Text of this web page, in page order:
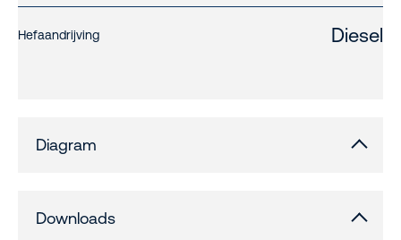
Hefaandrijving Diesel
Diagram
Downloads